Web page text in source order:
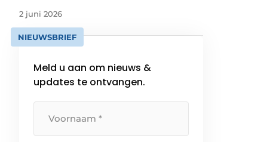
2 juni 2026
NIEUWSBRIEF
Meld u aan om nieuws &
updates te ontvangen.